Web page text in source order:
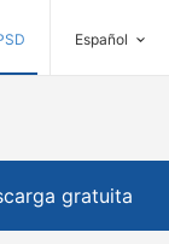
Español
gratuita